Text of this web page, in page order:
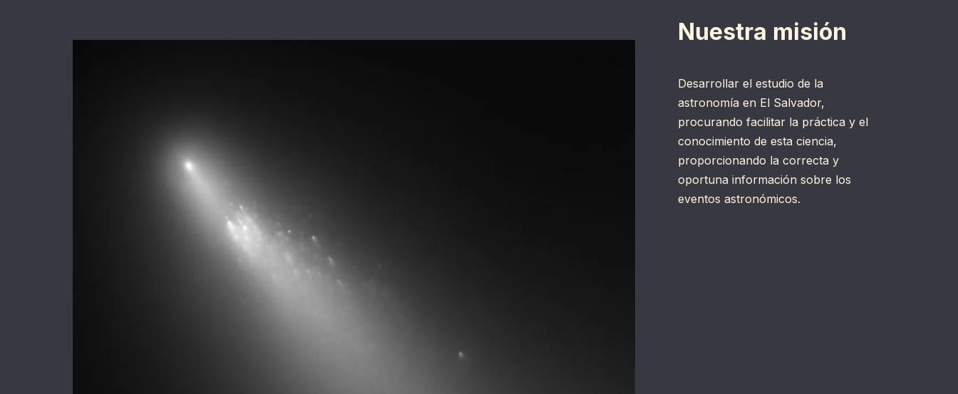
Nuestra misión
Desarrollar el estudio de la
astronomía en El Salvador,
procurando facilitar la práctica y el
conocimiento de esta ciencia,
proporcionando la correcta y
oportuna información sobre los
eventos astronómicos.